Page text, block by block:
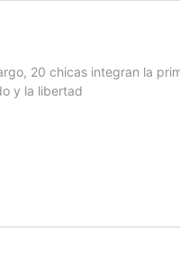
20 chicas integran la
y la libertad